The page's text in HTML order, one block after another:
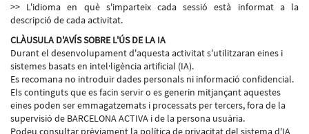
>> L'idioma en què s'imparteix cada sessió està informat a la
descripció de cada activitat.
CLÀUSULA D'AVÍS SOBRE L'ÚS DE LA IA
Durant el desenvolupament d'aquesta activitat s'utilitzaran eines i
sistemes basats en intel·ligència artificial (IA).
Es recomana no introduir dades personals ni informació confidencial.
Els continguts que es facin servir o es generin mitjançant aquestes
eines poden ser emmagatzemats i processats per tercers, fora de la
supervisió de BARCELONA ACTIVA i de la persona usuària.
Podeu consultar prèviament la política de privacitat del sistema d'IA